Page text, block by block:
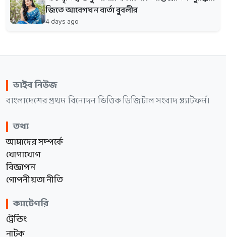
জিতে আবেগঘন বার্তা বুবলীর
4 days ago
ভাইব নিউজ
বাংলাদেশের প্রথম বিনোদন ভিত্তিক ডিজিটাল সংবাদ প্ল্যাটফর্ম।
তথ্য
আমাদের সম্পর্কে
যোগাযোগ
বিজ্ঞাপন
গোপনীয়তা নীতি
ক্যাটেগরি
ট্রেন্ডিং